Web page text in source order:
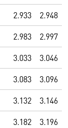
2.933 2.948
2.983 2.997
3.033 3.046
3.083 3.096
3.132 3.146
3.182 3.196